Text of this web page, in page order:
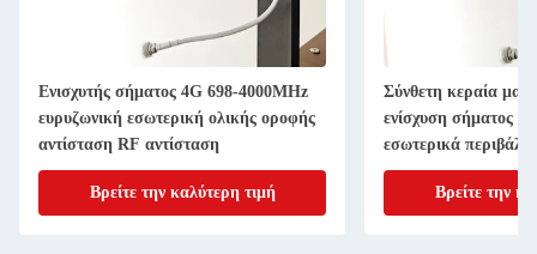
Ενισχυτής σήματος 4G 698-4000MHz
ευρυζωνική εσωτερική ολικής οροφής
αντίσταση RF αντίσταση
Βρείτε την καλύτερη τιμή
Σύνθετη κεραία
ενίσχυση σήματος
εσωτερικά
Βρείτε την